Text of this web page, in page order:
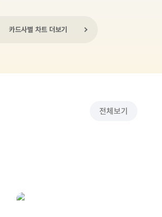
카드사별 차트 더보기
전체보기